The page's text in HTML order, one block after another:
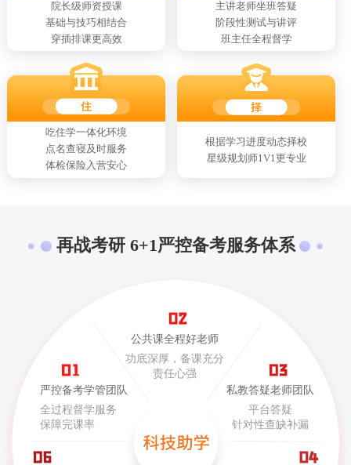
院长级师资授课
基础与技巧相结合
穿插排课更高效
主讲老师坐班答疑
阶段性测试与讲评
班主任全程督学
吃住学一体化环境
点名查寝及时服务
体检保险入营安心
根据学习进度动态择校
星级规划师1V1更专业
再战考研 6+1严控备考服务体系
严控备考学管团队
全过程督学服务
保障完课率
公共课全程好老师
功底深厚，备课充分
责任心强
私教答疑老师团队
平台答疑
针对性查缺补漏